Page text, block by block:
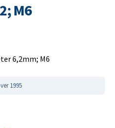
M6
6,2mm; M6
1995